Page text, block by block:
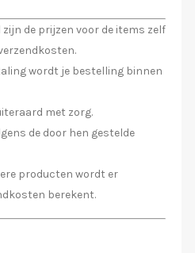
de prijzen voor de items zelf
wordt je bestelling binnen
met zorg.
de door hen gestelde
producten wordt er
berekent.